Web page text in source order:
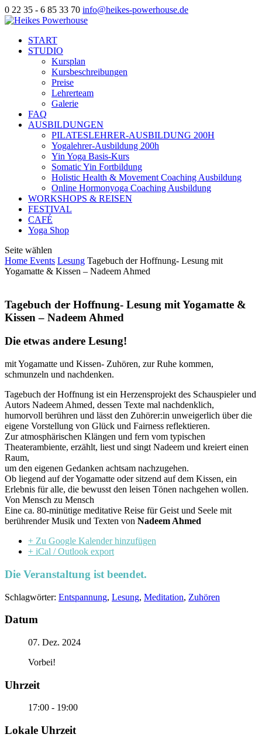
0 22 35 - 6 85 33 70 info@heikes-powerhouse.de
START
STUDIO
Kursplan
Kursbeschreibungen
Preise
Lehrerteam
Galerie
FAQ
AUSBILDUNGEN
PILATESLEHRER-AUSBILDUNG 200H
Yogalehrer-Ausbildung 200h
Yin Yoga Basis-Kurs
Somatic Yin Fortbildung
Holistic Health & Movement Coaching Ausbildung
Online Hormonyoga Coaching Ausbildung
WORKSHOPS & REISEN
FESTIVAL
CAFÉ
Yoga Shop
Seite wählen
Home Events Lesung Tagebuch der Hoffnung- Lesung mit
Yogamatte & Kissen – Nadeem Ahmed
Tagebuch der Hoffnung- Lesung mit Yogamatte &
Kissen – Nadeem Ahmed
Die etwas andere Lesung!
mit Yogamatte und Kissen- Zuhören, zur Ruhe kommen,
schmunzeln und nachdenken.
Tagebuch der Hoffnung ist ein Herzensprojekt des Schauspieler und
Autors Nadeem Ahmed, dessen Texte mal nachdenklich,
humorvoll berühren und lässt den Zuhörer:in unweigerlich über die
eigene Vorstellung von Glück und Fairness reflektieren.
Zur atmosphärischen Klängen und fern vom typischen
Theaterambiente, erzählt, liest und singt Nadeem und kreiert einen
Raum,
um den eigenen Gedanken achtsam nachzugehen.
Ob liegend auf der Yogamatte oder sitzend auf dem Kissen, ein
Erlebnis für alle, die bewusst den leisen Tönen nachgehen wollen.
Von Mensch zu Mensch
Eine ca. 80-minütige meditative Reise für Geist und Seele mit
berührender Musik und Texten von Nadeem Ahmed
+ Zu Google Kalender hinzufügen
+ iCal / Outlook export
Die Veranstaltung ist beendet.
Schlagwörter: Entspannung, Lesung, Meditation, Zuhören
Datum
07. Dez. 2024
Vorbei!
Uhrzeit
17:00 - 19:00
Lokale Uhrzeit